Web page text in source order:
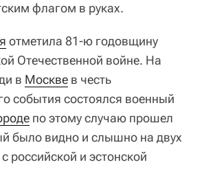
флагом в руках.
отметила 81-ю годовщину
Отечественной войне. На
в Москве в честь
события состоялся военный
по этому случаю прошел
было видно и слышно на двух
российской и эстонской